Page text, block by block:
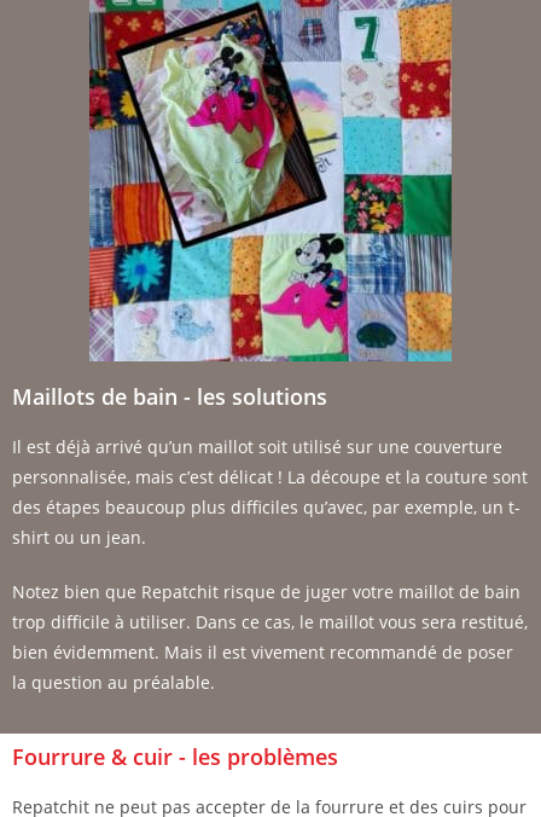
Maillots de bain - les solutions
Il est déjà arrivé qu’un maillot soit utilisé sur une couverture
personnalisée, mais c’est délicat ! La découpe et la couture sont
des étapes beaucoup plus difficiles qu’avec, par exemple, un t-
shirt ou un jean.
Notez bien que Repatchit risque de juger votre maillot de bain
trop difficile à utiliser. Dans ce cas, le maillot vous sera restitué,
bien évidemment. Mais il est vivement recommandé de poser
la question au préalable.
Fourrure & cuir - les problèmes
Repatchit ne peut pas accepter de la fourrure et des cuirs pour